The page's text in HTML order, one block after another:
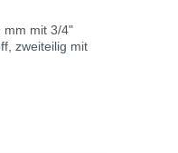
mm mit 3/4"
zweiteilig mit